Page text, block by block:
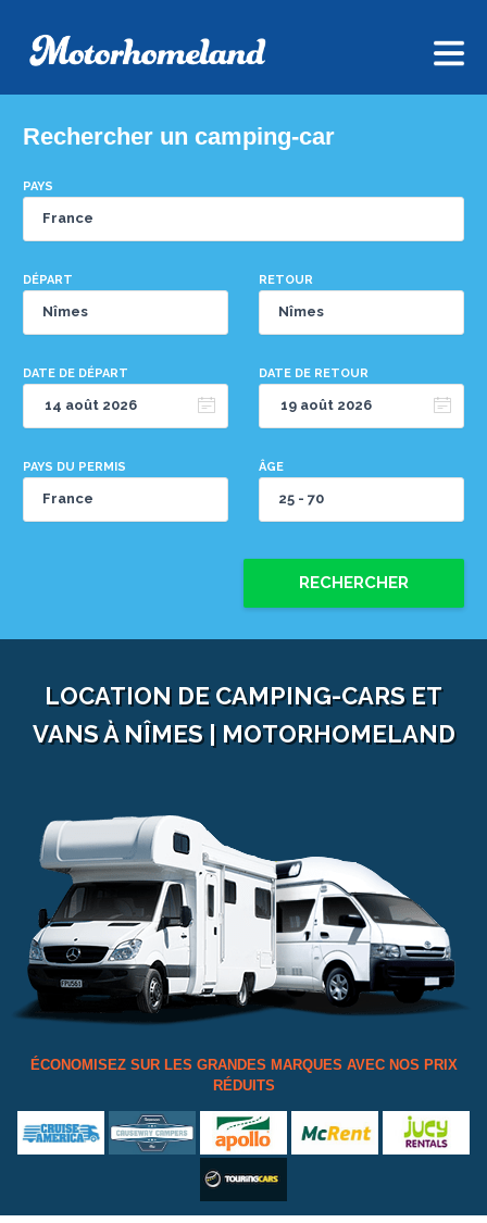
Rechercher un camping-car
PAYS
DÉPART RETOUR
DATE DE DÉPART DATE DE RETOUR
PAYS DU PERMIS ÂGE
RECHERCHER
LOCATION DE CAMPING-CARS ET
VANS À NÎMES | MOTORHOMELAND
ÉCONOMISEZ SUR LES GRANDES MARQUES AVEC NOS PRIX
RÉDUITS